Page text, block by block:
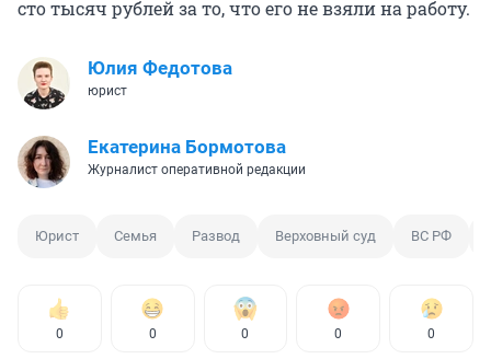
сто тысяч рублей за то, что его не взяли на работу.
Юлия Федотова
юрист
Екатерина Бормотова
Журналист оперативной редакции
Юрист Семья Развод Верховный суд ВС РФ
0 0 0 0 0